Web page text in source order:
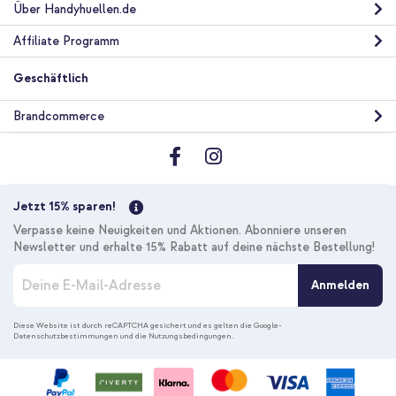
Über Handyhuellen.de
Affiliate Programm
Geschäftlich
Brandcommerce
Jetzt 15% sparen!
Verpasse keine Neuigkeiten und Aktionen. Abonniere unseren
Newsletter und erhalte 15% Rabatt auf deine nächste Bestellung!
d
e
Anmelden
Diese Website ist durch reCAPTCHA gesichert und es gelten dieGoogle-
Datenschutzbestimmungen und die Nutzungsbedingungen.